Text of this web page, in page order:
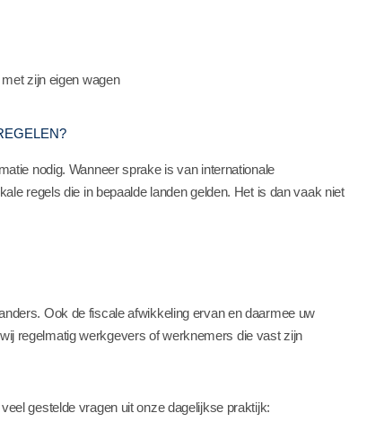
zijn eigen wagen
nodig. Wanneer sprake is van internationale
regels die in bepaalde landen gelden. Het is dan vaak niet
Ook de fiscale afwikkeling ervan en daarmee uw
regelmatig werkgevers of werknemers die vast zijn
gestelde vragen uit onze dagelijkse praktijk: